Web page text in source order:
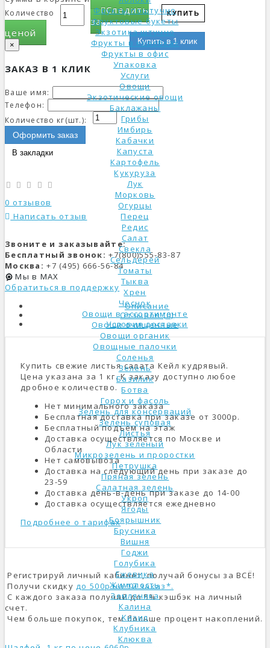
Фрукты поштучно
Фруктовые букеты
Экзотика штучно
Фрукты в коробках
Фрукты в офис
Упаковка
Услуги
Овощи
Экзотические овощи
Баклажаны
Грибы
Имбирь
Кабачки
Капуста
Картофель
Кукуруза
Лук
Морковь
Огурцы
Перец
Редис
Салат
Свекла
Сельдерей
Томаты
Тыква
Хрен
Чеснок
Овощи в ассортименте
Овощи очищенные
Овощи органик
Овощные палочки
Соленья
Зелень
Базилик
Ботва
Горох и фасоль
Зелень для консерваций
Зелень суповая
Листья
Лук зеленый
Микрозелень и проростки
Петрушка
Пряная зелень
Салатная зелень
Укроп
Ягоды
Боярышник
Брусника
Вишня
Годжи
Голубика
Ежевика
Жимолость
Земляника
Калина
Кизил
Клубника
Клюква
Количество КУПИТЬ
Купить в 1 клик
Следить
за
ценой
×
ЗАКАЗ В 1 КЛИК
Ваше имя:
Телефон:
Количество кг(шт.):
Оформить заказ
В закладки
0 отзывов
Написать отзыв
Звоните и заказывайте:
Бесплатный звонок: +7(800)555-83-87
Москва: +7 (495) 666-56-84
Мы в MAX
Обратиться в поддержку
Описание
Отзывов (0)
Условия доставки
Купить свежие листья салата Кейл кудрявый.
Цена указана за 1 кг. К заказу доступно любое
дробное количество.
Нет минимального заказа
Бесплатная доставка при заказе от 3000р.
Бесплатный подъем на этаж
Доставка осуществляется по Москве и
Области
Нет самовывоза
Доставка на следующий день при заказе до
23-59
Доставка день-в-день при заказе до 14-00
Доставка осуществляется ежедневно
Подробнее о тарифах
Регистрируй личный кабинет, получай бонусы за ВСЁ!
Получи скидкудо 500р на 1й заказ*.
С каждого заказа получай до 5% кэшбэк на личный
счет.
Чем больше покупок, тем больше процент накоплений.